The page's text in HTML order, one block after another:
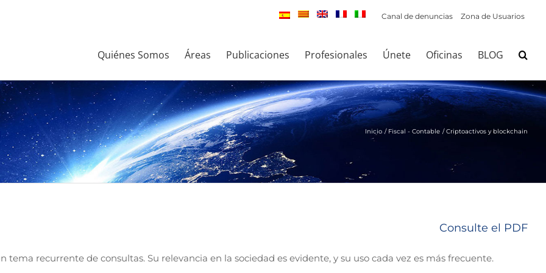
Canal de denuncias Zona de Usuarios
Quiénes Somos Áreas Publicaciones Profesionales Únete Oficinas BLOG
Inicio Fiscal - Contable Criptoactivos y blockchain
Consulte el PDF
tema recurrente de consultas. Su relevancia en la sociedad es evidente, y su uso cada vez es más frecuente.